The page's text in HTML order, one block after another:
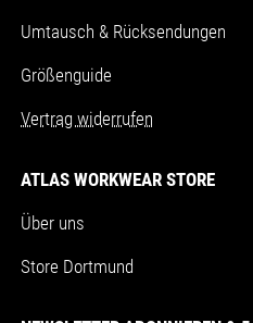
Umtausch & Rücksendungen
Größenguide
Vertrag widerrufen
ATLAS WORKWEAR STORE
Über uns
Store Dortmund